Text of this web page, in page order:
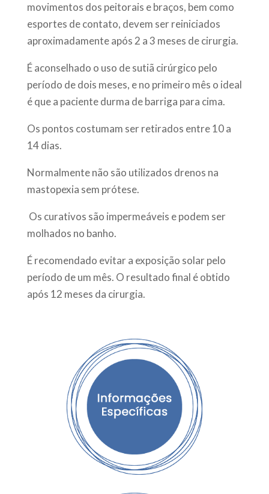
movimentos dos peitorais e braços, bem como
esportes de contato, devem ser reiniciados
aproximadamente após 2 a 3 meses de cirurgia.
É aconselhado o uso de sutiã cirúrgico pelo
período de dois meses, e no primeiro mês o ideal
é que a paciente durma de barriga para cima.
Os pontos costumam ser retirados entre 10 a
14 dias.
Normalmente não são utilizados drenos na
mastopexia sem prótese.
Os curativos são impermeáveis e podem ser
molhados no banho.
É recomendado evitar a exposição solar pelo
período de um mês. O resultado final é obtido
após 12 meses da cirurgia.